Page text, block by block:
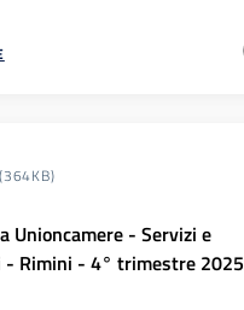
(364KB)
Unioncamere - Servizi e
- Rimini - 4° trimestre 2025